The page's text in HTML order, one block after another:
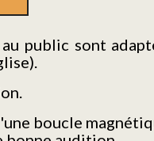
public sont
boucle